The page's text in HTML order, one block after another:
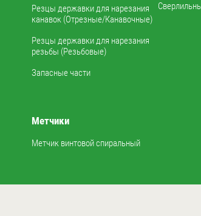
Резцы державки для нарезания
канавок (Отрезные/Канавочные)
Резцы державки для нарезания
резьбы (Резьбовые)
Запасные части
Метчики
Метчик винтовой спиральный